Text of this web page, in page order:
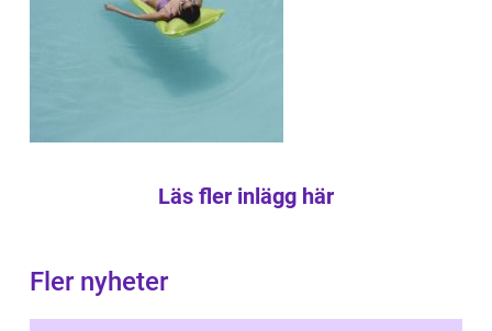
Läs fler inlägg här
Fler nyheter